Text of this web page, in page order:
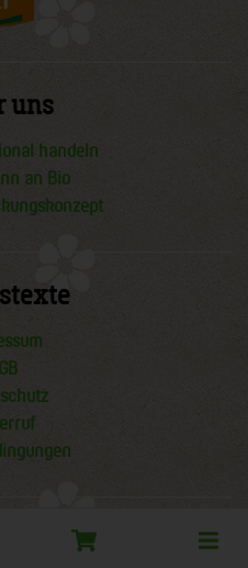
uns
handeln
an Bio
Toggle